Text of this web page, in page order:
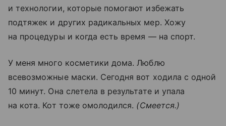
и технологии, которые помогают избежать
подтяжек и других радикальных мер. Хожу
на процедуры и когда есть время — на спорт.
У меня много косметики дома. Люблю
всевозможные маски. Сегодня вот ходила с одной
10 минут. Она слетела в результате и упала
на кота. Кот тоже омолодился. (Смеется.)